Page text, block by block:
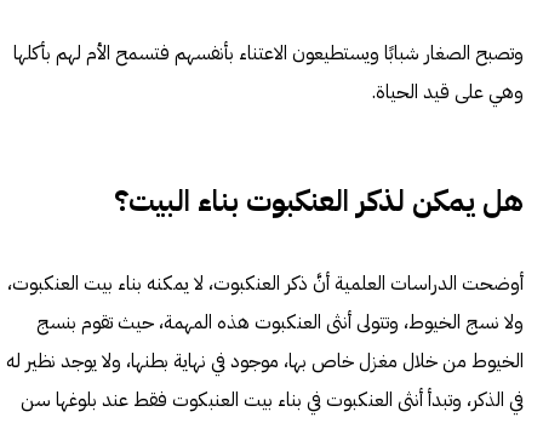
وتصبح الصغار شبابًا ويستطيعون الاعتناء بأنفسهم فتسمح الأم لهم بأكلها
وهي على قيد الحياة.
هل يمكن لذكر العنكبوت بناء البيت؟
أوضحت الدراسات العلمية أنَّ ذكر العنكبوت، لا يمكنه بناء بيت العنكبوت،
ولا نسج الخيوط، وتتولى أنثى العنكبوت هذه المهمة، حيث تقوم بنسج
الخيوط من خلال مغزل خاص بها، موجود في نهاية بطنها، ولا يوجد نظير له
في الذكر، وتبدأ أنثى العنكبوت في بناء بيت العنبكوت فقط عند بلوغها سن